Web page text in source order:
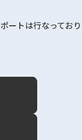
ートは行なっており